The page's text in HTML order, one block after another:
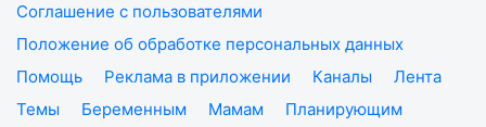
Соглашение с пользователями
Положение об обработке персональных данных
Помощь
Реклама в приложении Каналы
Лента
Темы
Беременным Мамам
Планирующим